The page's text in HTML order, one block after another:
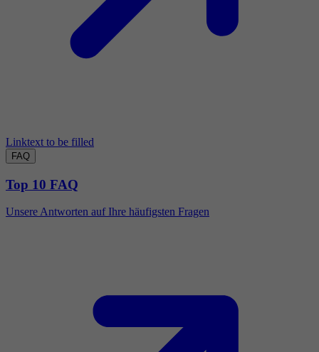
Linktext to be filled
FAQ
Top 10 FAQ
Unsere Antworten auf Ihre häufigsten Fragen